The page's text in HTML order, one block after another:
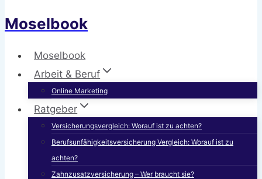
Moselbook
Moselbook
Arbeit & Beruf
Online Marketing
Ratgeber
Versicherungsvergleich: Worauf ist zu achten?
Berufsunfähigkeitsversicherung Vergleich: Worauf ist zu
achten?
Zahnzusatzversicherung – Wer braucht sie?